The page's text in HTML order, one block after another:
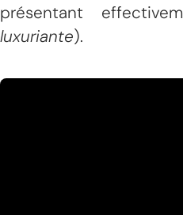
présentant
luxuriante).